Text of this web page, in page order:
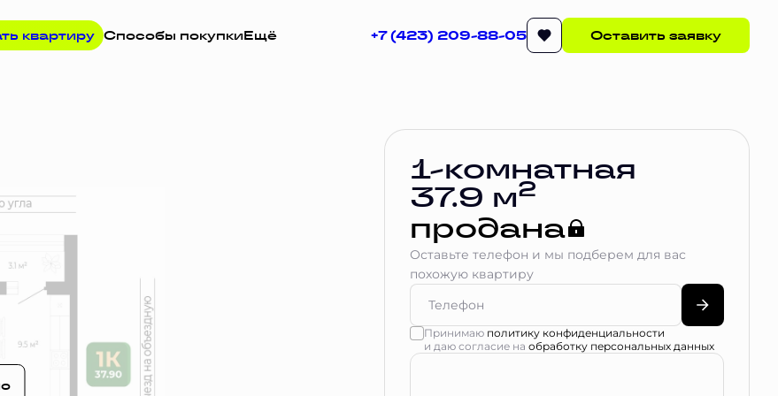
квартиру Способы покупкиЕщё +7 (423) 209-88-05 Оставить заявку
1-комнатная
37.9 м2
продана
Оставьте телефон и мы подберем для вас
похожую квартиру
Принимаю политику конфиденциальности
и даю согласие на обработку персональных данных